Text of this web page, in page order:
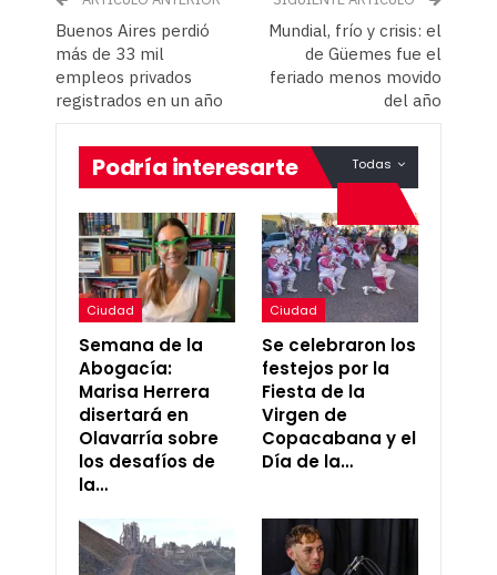
Buenos Aires perdió
más de 33 mil
empleos privados
registrados en un año
Mundial, frío y crisis: el
de Güemes fue el
feriado menos movido
del año
Todas
Podría interesarte
Ciudad
Semana de la
Abogacía:
Marisa Herrera
disertará en
Olavarría sobre
los desafíos de
la…
Ciudad
Se celebraron los
festejos por la
Fiesta de la
Virgen de
Copacabana y el
Día de la…